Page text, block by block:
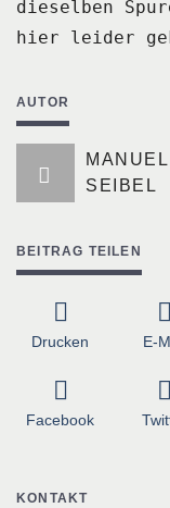
dieselben
hier leider
AUTOR
MANUEL
SEIBEL
BEITRAG TEILEN
Drucken E-
Facebook
KONTAKT